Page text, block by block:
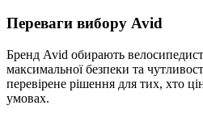
Переваги вибору Avid
Бренд Avid обирають
максимальної безпеки та
перевірене рішення для тих, хто
умовах.